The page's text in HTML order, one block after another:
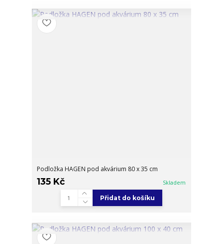
Podložka HAGEN pod akvárium 80 x 35 cm
135 Kč Skladem
Přidat do košíku